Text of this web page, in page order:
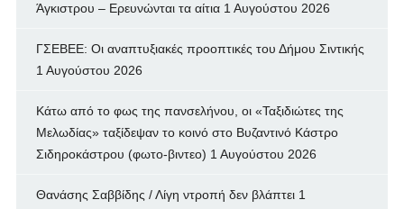
Άγκιστρου – Ερευνώνται τα αίτια 1 Αυγούστου 2026
ΓΣΕΒΕΕ: Οι αναπτυξιακές προοπτικές του Δήμου Σιντικής
1 Αυγούστου 2026
Κάτω από το φως της πανσελήνου, οι «Ταξιδιώτες της
Μελωδίας» ταξίδεψαν το κοινό στο Βυζαντινό Κάστρο
Σιδηροκάστρου (φωτο-βιντεο) 1 Αυγούστου 2026
Θανάσης Σαββίδης / Λίγη ντροπή δεν βλάπτει 1